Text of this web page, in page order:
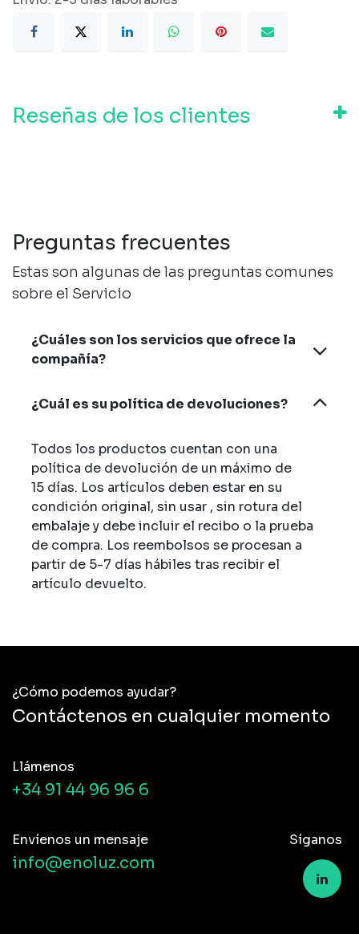
Reseñas de los clientes
Preguntas frecuentes
Estas son algunas de las preguntas comunes
sobre el Servicio
¿Cuáles son los servicios que ofrece la
compañía?
¿Cuál es su política de devoluciones?
Todos los productos cuentan con una
política de devolución de un máximo de
15 días. Los artículos deben estar en su
condición original, sin usar , sin rotura del
embalaje y debe incluir el recibo o la prueba
de compra. Los reembolsos se procesan a
partir de 5-7 días hábiles tras recibir el
artículo devuelto.
¿Cómo podemos ayudar?
Contáctenos en cualquier momento
Llámenos
+34 91 44 96 96 6
Envíenos un mensaje
info@enoluz.com
Síganos